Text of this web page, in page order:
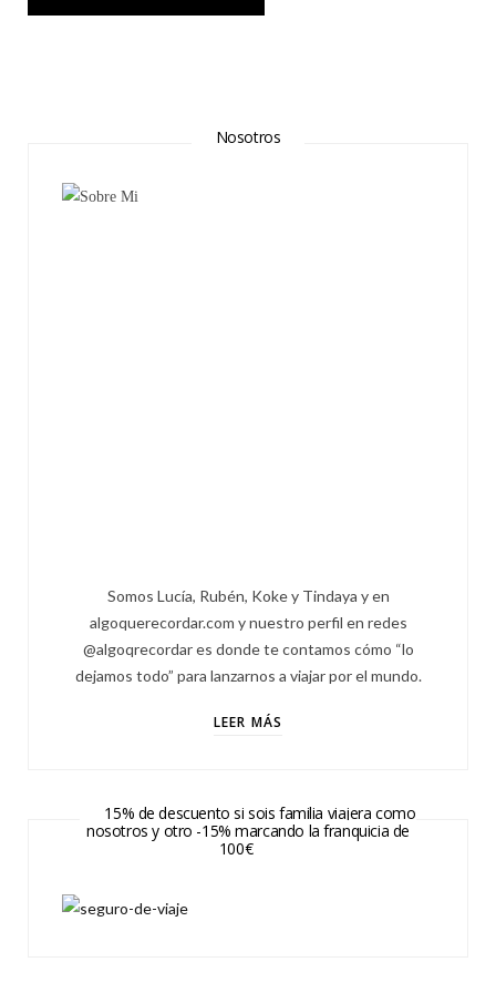
Nosotros
Somos Lucía, Rubén, Koke y Tindaya y en
algoquerecordar.com y nuestro perfil en redes
@algoqrecordar es donde te contamos cómo “lo
dejamos todo” para lanzarnos a viajar por el mundo.
LEER MÁS
15% de descuento si sois familia viajera como
nosotros y otro -15% marcando la franquicia de
100€